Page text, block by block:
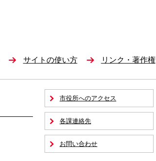
サイトの使い方 リンク・著作権
市役所へのアクセス
各課連絡先
お問い合わせ